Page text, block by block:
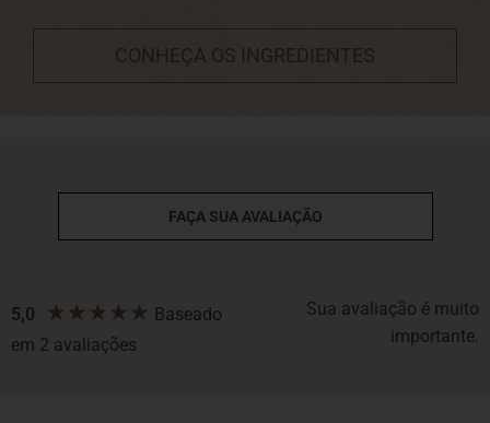
CONHEÇA OS INGREDIENTES
FAÇA SUA AVALIAÇÃO
5,0 ★ ★ ★ ★ ★ Baseado
em 2 avaliações
Sua avaliação é muito
importante.